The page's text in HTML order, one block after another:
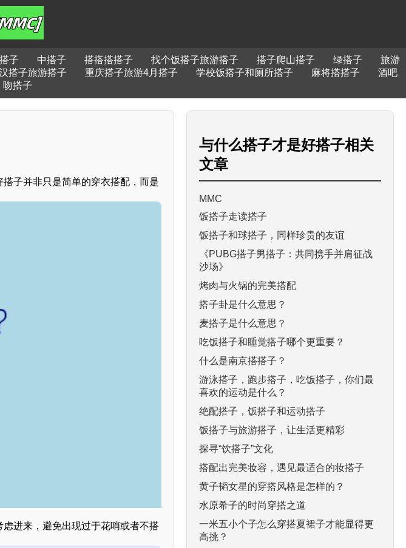
子 中搭子 搭搭搭搭子 找个饭搭子旅游搭子 搭子爬山搭子 绿搭子
旅游
搭子旅游搭子 重庆搭子旅游4月搭子 学校饭搭子和厕所搭子 麻将搭搭子
酒吧
吻搭子
子并非只是简单的穿衣搭配，而是
进来，避免出现过于花哨或者不搭
与什么搭子才是好搭子相关
文章
MMC
饭搭子走读搭子
饭搭子和球搭子，同样珍贵的友谊
《PUBG搭子男搭子：共同携手并肩征战
沙场》
烤肉与火锅的完美搭配
搭子卦是什么意思？
麦搭子是什么意思？
吃饭搭子和睡觉搭子哪个更重要？
什么是南京搭搭子？
游泳搭子，跑步搭子，吃饭搭子，你们最
喜欢的运动是什么？
绝配搭子，饭搭子和运动搭子
饭搭子与旅游搭子，让生活更精彩
探寻“饮搭子”文化
搭配出完美妆容，遇见最适合的妆搭子
黄子韬女星的穿搭风格是怎样的？
水原希子的时尚穿搭之道
一米五小个子怎么穿搭夏裙子才能显得更
高挑？